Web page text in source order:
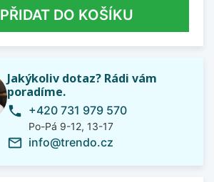
PŘIDAT DO KOŠÍKU
Jakýkoliv dotaz? Rádi vám
poradíme.
phone +420 731 979 570
Po-Pá 9-12, 13-17
mail_outline info@trendo.cz